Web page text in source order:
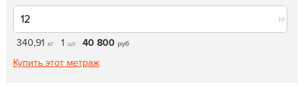
м
340,91 кг 1 шт 40 800 руб
Купить этот метраж